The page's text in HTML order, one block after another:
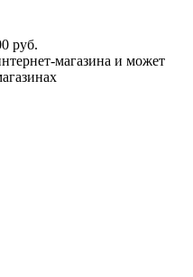
руб.
магазина и может